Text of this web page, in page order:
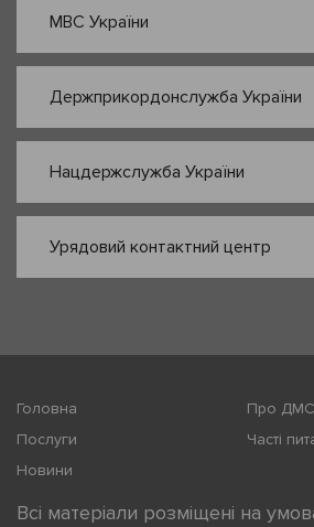
МВС України
Держприкордонслужба України
Нацдержслужба України
Урядовий контактний центр
Головна
Про ДМС
Послуги
Часті
Новини
Всі матеріали розміщені на